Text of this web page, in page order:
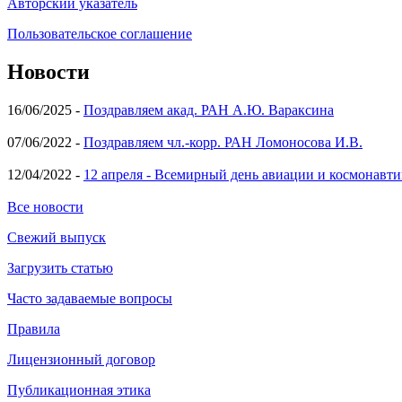
Авторский указатель
Пользовательское соглашение
Новости
16/06/2025 - Поздравляем акад. РАН А.Ю. Вараксина
07/06/2022 - Поздравляем чл.-корр. РАН Ломоносова И.В.
12/04/2022 - 12 апреля - Всемирный день авиации и
Все новости
Свежий выпуск
Загрузить статью
Часто задаваемые вопросы
Правила
Лицензионный договор
Публикационная этика